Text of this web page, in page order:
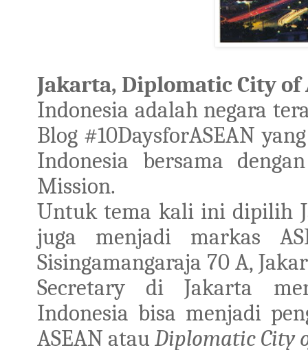
Jakarta, Diplomatic City of
Indonesia adalah negara
Blog #10DaysforASEAN
Indonesia bersama
Mission.
Untuk tema kali ini dipilih
juga menjadi markas
Sisingamangaraja 70 A,
Secretary di Jakarta
Indonesia bisa menjadi
ASEAN atau Diplomatic City